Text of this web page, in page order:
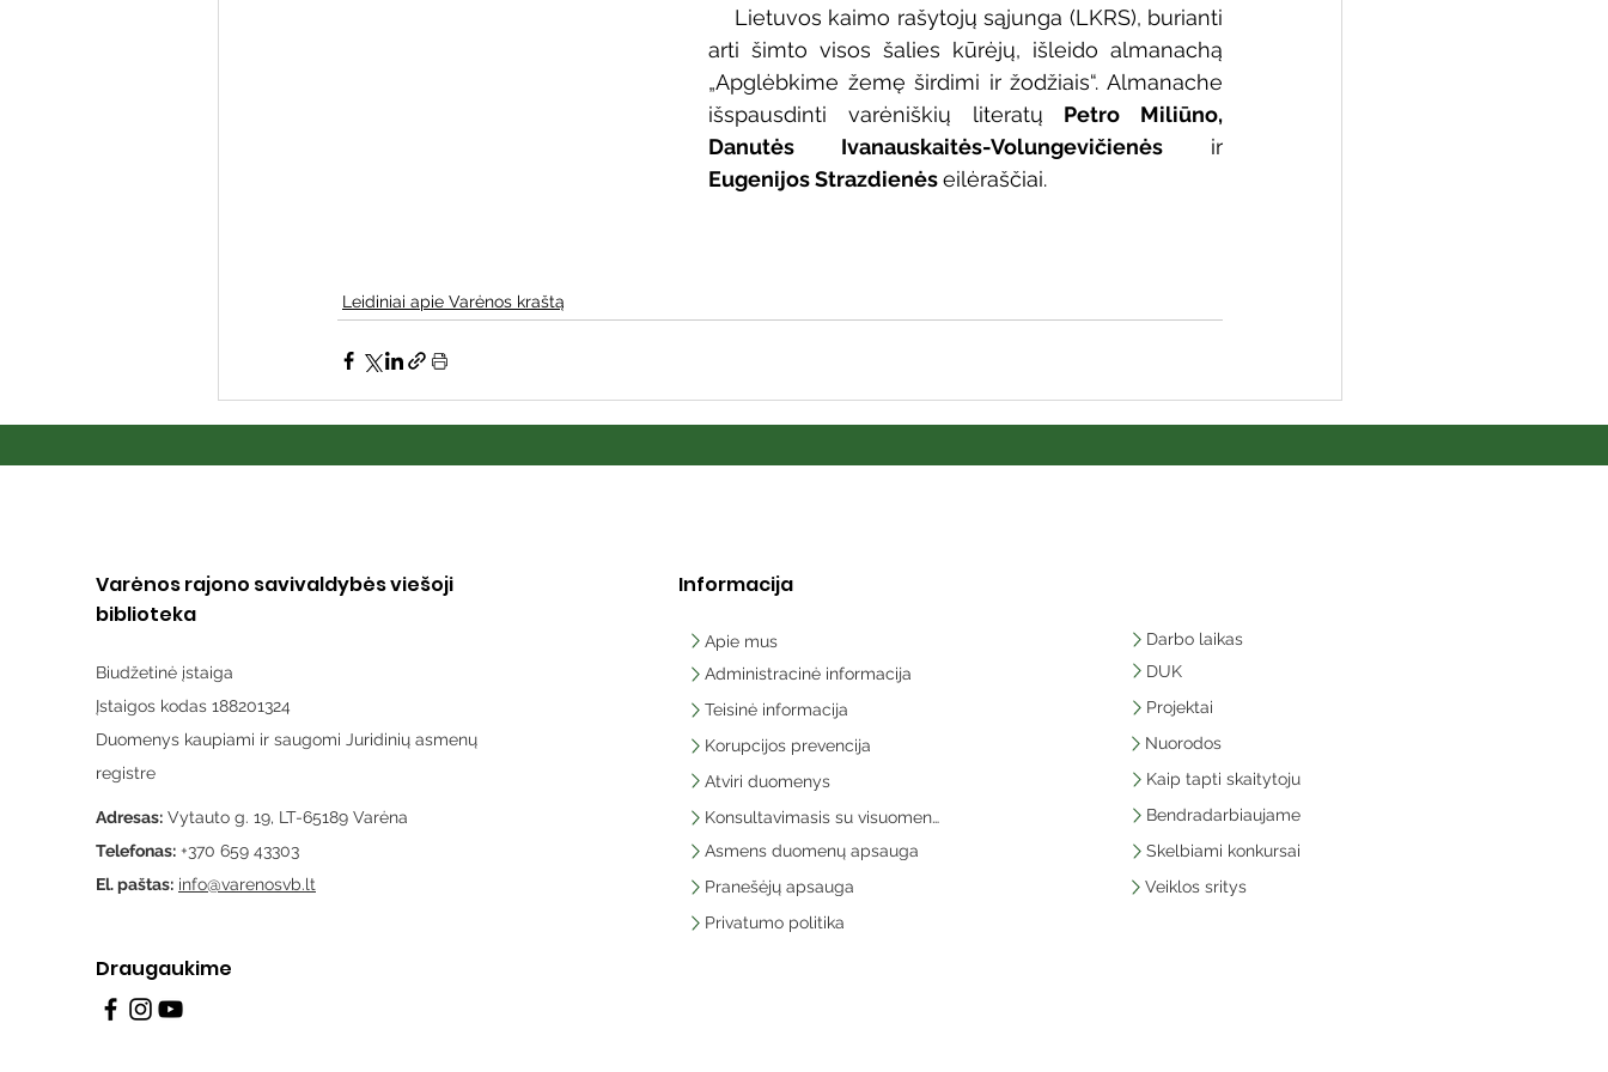
Vaikų ir jaunimo renginiai Kaimo bibliotekų renginiai
Gyvieji archyvai Žymios datos Mobilioji biblioteka
Lietuvos kaimo rašytojų sąjunga (LKRS), burianti
arti šimto visos šalies kūrėjų, išleido almanachą
„Apglėbkime žemę širdimi ir žodžiais“. Almanache
išspausdinti varėniškių literatų Petro Miliūno,
Danutės Ivanauskaitės-Volungevičienės
Eugenijos Strazdienės eilėraščiai.
Leidiniai apie Varėnos kraštą
Varėnos rajono savivaldybės viešoji
biblioteka
Biudžetinė įstaiga
Įstaigos kodas 188201324
Duomenys kaupiami ir saugomi Juridinių asmenų
registre
Adresas: Vytauto g. 19, LT-65189 Varėna
Telefonas: +370 659 43303
El. paštas: info@varenosvb.lt
Draugaukime
Informacija
Apie mus
Administracinė informacija
Teisinė informacija
Korupcijos prevencija
Atviri duomenys
Konsultavimasis su visuomene
Asmens duomenų apsauga
Pranešėjų apsauga
Privatumo politika
Darbo laikas
DUK
Projektai
Nuorodos
Kaip tapti skaitytoju
Bendradarbiaujame
Skelbiami konkursai
Veiklos sritys